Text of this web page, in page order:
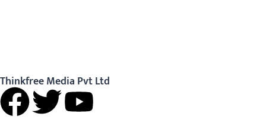
Thinkfree Media Pvt Ltd